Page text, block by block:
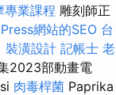
專業課程 雕刻師正
網站的SEO 台
裝潢設計 記帳士 老
2023部動畫電
肉毒桿菌 Paprika